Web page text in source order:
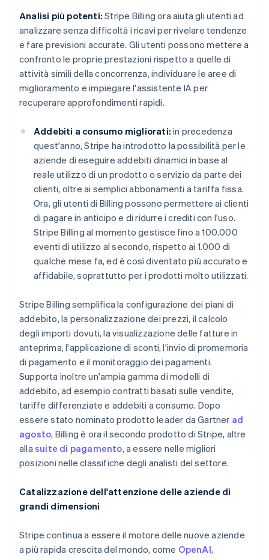
Analisi più potenti: Stripe Billing ora aiuta gli utenti ad
analizzare senza difficoltà i ricavi per rivelare tendenze
e fare previsioni accurate. Gli utenti possono mettere a
confronto le proprie prestazioni rispetto a quelle di
attività simili della concorrenza, individuare le aree di
miglioramento e impiegare l'assistente IA per
recuperare approfondimenti rapidi.
Addebiti a consumo migliorati: in precedenza
quest'anno, Stripe ha introdotto la possibilità per le
aziende di eseguire addebiti dinamici in base al
reale utilizzo di un prodotto o servizio da parte dei
clienti, oltre ai semplici abbonamenti a tariffa fissa.
Ora, gli utenti di Billing possono permettere ai clienti
di pagare in anticipo e di ridurre i crediti con l'uso.
Stripe Billing al momento gestisce fino a 100.000
eventi di utilizzo al secondo, rispetto ai 1.000 di
qualche mese fa, ed è così diventato più accurato e
affidabile, soprattutto per i prodotti molto utilizzati.
Stripe Billing semplifica la configurazione dei piani di
addebito, la personalizzazione dei prezzi, il calcolo
degli importi dovuti, la visualizzazione delle fatture in
anteprima, l'applicazione di sconti, l'invio di promemoria
di pagamento e il monitoraggio dei pagamenti.
Supporta inoltre un'ampia gamma di modelli di
addebito, ad esempio contratti basati sulle vendite,
tariffe differenziate e addebiti a consumo. Dopo
essere stato nominato prodotto leader da Gartner ad
agosto, Billing è ora il secondo prodotto di Stripe, altre
allasuite di pagamento, a essere nelle migliori
posizioni nelle classifiche degli analisti del settore.
Catalizzazione dell'attenzione delle aziende di
grandi dimensioni
Stripe continua a essere il motore delle nuove aziende
a più rapida crescita del mondo, come OpenAI,